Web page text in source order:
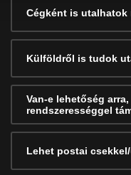
Cégként is utalhatok
Külföldről is tudok
Van-e lehetőség
rendszerességgel
Lehet postai